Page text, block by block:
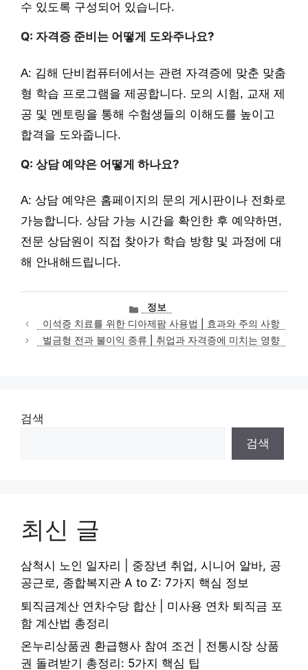
수 있도록 구성되어 있습니다.
Q: 자격증 준비는 어떻게 도와주나요?
A: 김해 단비컴퓨터에서는 관련 자격증에 맞춘 맞춤
형 학습 프로그램을 제공합니다. 모의 시험, 교재 제
공 및 멘토링을 통해 수험생들의 이해도를 높이고
합격을 도와줍니다.
Q: 상담 예약은 어떻게 하나요?
A: 상담 예약은 홈페이지의 문의 게시판이나 전화로
가능합니다. 상담 가능 시간을 확인한 후 예약하면,
전문 상담원이 직접 찾아가 학습 방향 및 과정에 대
해 안내해드립니다.
카
테
고
리
정보
이석증 치료를 위한 디아제팜 사용법 | 효과와 주의 사항
벌금형 전과 불이익 종류 | 취업과 자격증에 미치는 영향
검색
검색
최신 글
삼척시 노인 일자리 | 중장년 취업, 시니어 알바, 공
공근로, 종합복지관 A to Z: 7가지 핵심 정보
퇴직금계산 연차수당 합산 | 미사용 연차 퇴직금 포
함 계산법 총정리
온누리상품권 환급행사 참여 조건 | 전통시장 상품
권 돌려받기 총정리: 5가지 핵심 팁